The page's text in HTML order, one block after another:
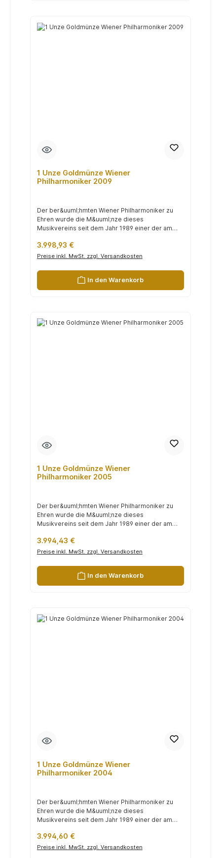
1 Unze Goldmünze Wiener
Philharmoniker 2009
Der ber&uuml;hmten Wiener Philharmoniker zu
Ehren wurde die M&uuml;nze dieses
Musikvereins seit dem Jahr 1989 einer der am
Regulärer Preis:
3.998,93 €
Preise inkl. MwSt. zzgl. Versandkosten
In den Warenkorb
1 Unze Goldmünze Wiener
Philharmoniker 2005
Der ber&uuml;hmten Wiener Philharmoniker zu
Ehren wurde die M&uuml;nze dieses
Musikvereins seit dem Jahr 1989 einer der am
Regulärer Preis:
3.994,43 €
Preise inkl. MwSt. zzgl. Versandkosten
In den Warenkorb
1 Unze Goldmünze Wiener
Philharmoniker 2004
Der ber&uuml;hmten Wiener Philharmoniker zu
Ehren wurde die M&uuml;nze dieses
Musikvereins seit dem Jahr 1989 einer der am
Regulärer Preis:
3.994,60 €
Preise inkl. MwSt. zzgl. Versandkosten